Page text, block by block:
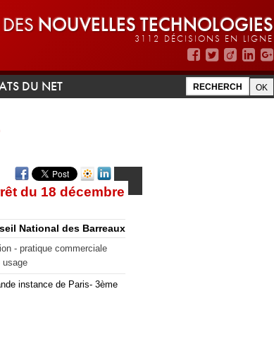
NOUVELLES TECHNOLOGIES
3112 DÉCISIONS EN LIGNE
DU NET
du 18 décembre
National des Barreaux
- pratique commerciale
usage
instance de Paris- 3ème